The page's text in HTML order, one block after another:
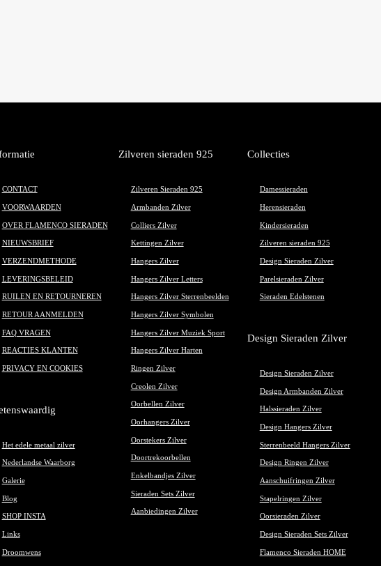
CONTACT
VOORWAARDEN
OVER FLAMENCO SIERADEN
NIEUWSBRIEF
VERZENDMETHODE
LEVERINGSBELEID
RUILEN EN RETOURNEREN
RETOUR AANMELDEN
FAQ VRAGEN
REACTIES KLANTEN
PRIVACY EN COOKIES
Het edele metaal zilver
Nederlandse Waarborg
Galerie
Blog
SHOP INSTA
Links
Droomwens
Zilveren sieraden 925
Zilveren Sieraden 925
Armbanden Zilver
Colliers Zilver
Kettingen Zilver
Hangers Zilver
Hangers Zilver Letters
Hangers Zilver Sterrenbeelden
Hangers Zilver Symbolen
Hangers Zilver Muziek Sport
Hangers Zilver Harten
Ringen Zilver
Creolen Zilver
Oorbellen Zilver
Oorhangers Zilver
Oorstekers Zilver
Doortrekoorbellen
Enkelbandjes Zilver
Sieraden Sets Zilver
Aanbiedingen Zilver
Collecties
Damessieraden
Herensieraden
Kindersieraden
Zilveren sieraden 925
Design Sieraden Zilver
Parelsieraden Zilver
Sieraden Edelstenen
Design Sieraden Zilver
Design Sieraden Zilver
Design Armbanden Zilver
Halssieraden Zilver
Design Hangers Zilver
Sterrenbeeld Hangers Zilver
Design Ringen Zilver
Aanschuifringen Zilver
Stapelringen Zilver
Oorsieraden Zilver
Design Sieraden Sets Zilver
Flamenco Sieraden HOME